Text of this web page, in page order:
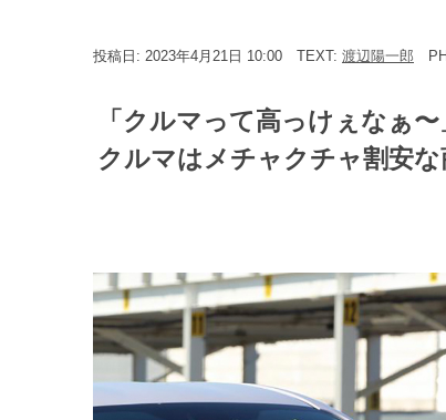
投稿日: 2023年4月21日 10:00 TEXT: 渡辺陽一郎
「クルマって高っけぇなぁ
クルマはメチャクチャ割安な